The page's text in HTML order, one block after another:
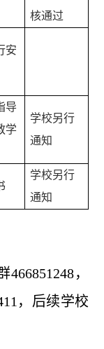
核通过
安
导
学
学校另行
通知
学校另行
通知
，
，后续学校